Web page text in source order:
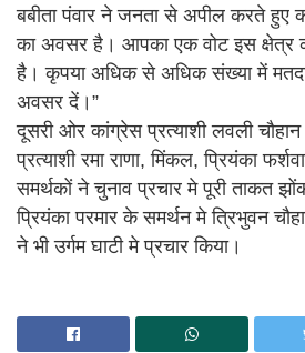
बबीता पंवार ने जनता से अपील करते हुए
का अवसर है। आपका एक वोट इस क्षेत्र
है। कृपया अधिक से अधिक संख्या में
अवसर दें।”
दूसरी ओर कांग्रेस प्रत्याशी लवली
प्रत्याशी रमा राणा, मिंकल, प्रियंका
समर्थकों ने चुनाव प्रचार मे पूरी ताकत
प्रियंका परमार के समर्थन मे त्रिभुवन
ने भी उर्गम घाटी मे प्रचार किया।